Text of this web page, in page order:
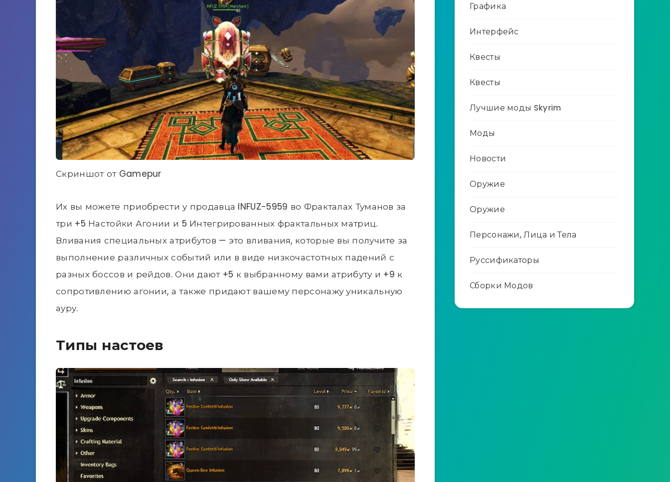
Скриншот от Gamepur
Их вы можете приобрести у продавца INFUZ-5959 во Фракталах Туманов за
три +5 Настойки Агонии и 5 Интегрированных фрактальных матриц.
Вливания специальных атрибутов — это вливания, которые вы получите за
выполнение различных событий или в виде низкочастотных падений с
разных боссов и рейдов. Они дают +5 к выбранному вами атрибуту и ​​+9 к
сопротивлению агонии, а также придают вашему персонажу уникальную
ауру.
Типы настоев
Графика
Интерфейс
Квесты
Квесты
Лучшие моды Skyrim
Моды
Новости
Оружие
Оружие
Персонажи, Лица и Тела
Руссификаторы
Сборки Модов